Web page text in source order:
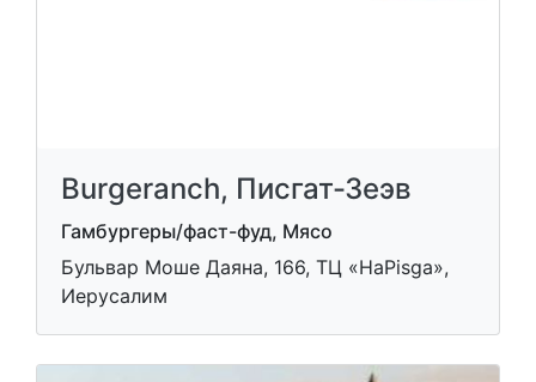
Burgeranch, Писгат-Зеэв
Гамбургеры/фаст-фуд, Мясо
Бульвар Моше Даяна, 166, ТЦ «HaPisga»,
Иерусалим